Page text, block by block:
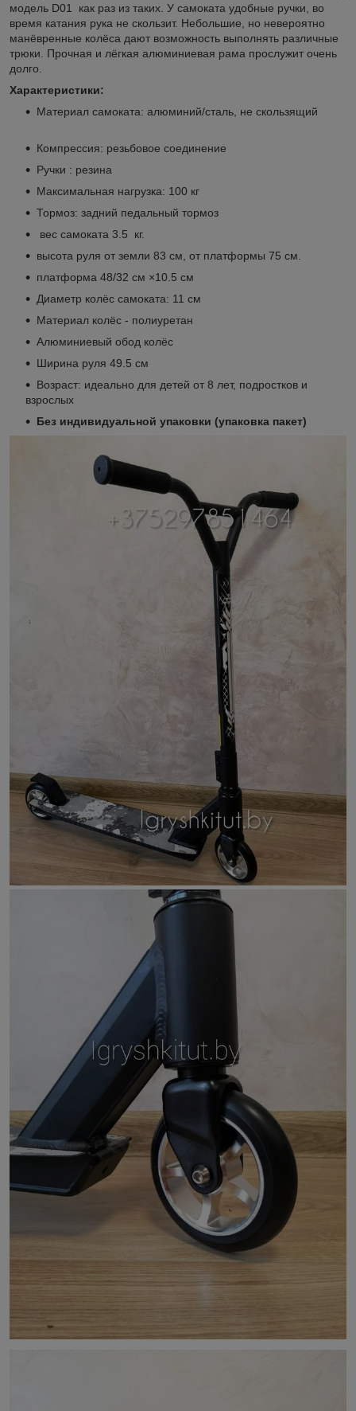
модель D01 как раз из таких. У самоката удобные ручки, во
время катания рука не скользит. Небольшие, но невероятно
манёвренные колёса дают возможность выполнять различные
трюки. Прочная и лёгкая алюминиевая рама прослужит очень
долго.
Характеристики:
Материал самоката: алюминий/сталь, не скользящий
Компрессия: резьбовое соединение
Ручки : резина
Максимальная нагрузка: 100 кг
Тормоз: задний педальный тормоз
вес самоката 3.5 кг.
высота руля от земли 83 см, от платформы 75 см.
платформа 48/32 см ×10.5 см
Диаметр колёс самоката: 11 см
Материал колёс - полиуретан
Алюминиевый обод колёс
Ширина руля 49.5 см
Возраст: идеально для детей от 8 лет, подростков и
взрослых
Без индивидуальной упаковки (упаковка пакет)